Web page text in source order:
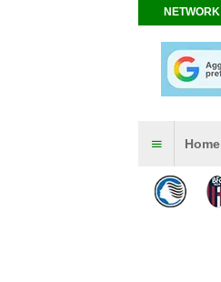
NETWORK
Home